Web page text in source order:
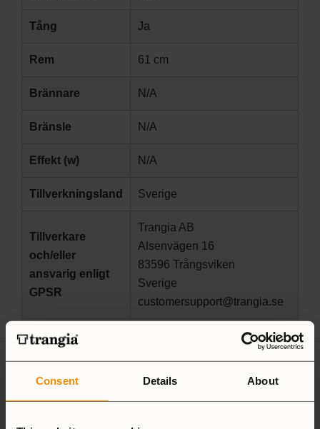
Consent Details About
Tång Ja
Rem 61 cm
Brännare N/A
Bränsle N/A
Effekt (w) N/A
Tillverkningsland Sverige
Tillverkare
och/eller
ansvarig enligt
GPSR
Trangia AB
Alsenvägen 16
83596 Trångsviken
Sverige
customersupport@trangia.se
Non-Stick